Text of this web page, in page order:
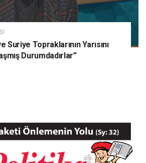
Suriye Topraklarının Yarısını
Durumdadırlar”